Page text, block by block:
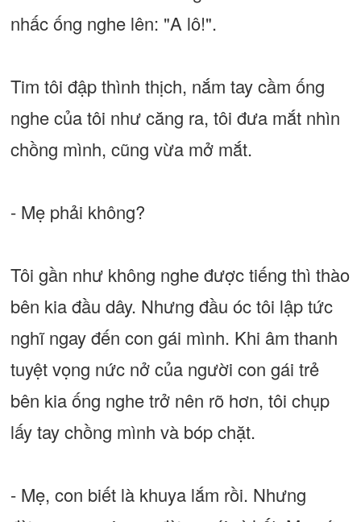
nhấc ống nghe lên: "A lô!".
Tim tôi đập thình thịch, nắm tay cầm ống
nghe của tôi như căng ra, tôi đưa mắt nhìn
chồng mình, cũng vừa mở mắt.
- Mẹ phải không?
Tôi gần như không nghe được tiếng thì thào
bên kia đầu dây. Nhưng đầu óc tôi lập tức
nghĩ ngay đến con gái mình. Khi âm thanh
tuyệt vọng nức nở của người con gái trẻ
bên kia ống nghe trở nên rõ hơn, tôi chụp
lấy tay chồng mình và bóp chặt.
- Mẹ, con biết là khuya lắm rồi. Nhưng